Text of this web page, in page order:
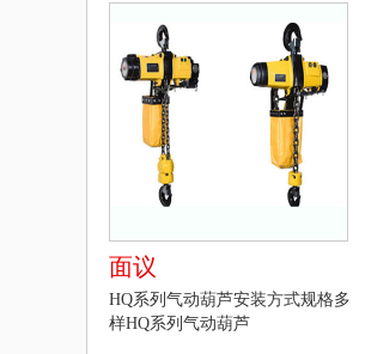
面议
HQ系列气动葫芦安装方式规格多
样HQ系列气动葫芦